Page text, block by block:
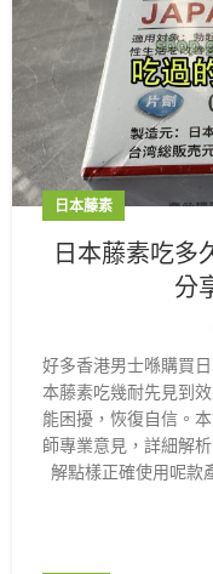
日本藤素
日本藤素吃多
分
好多香港男士喺購買
本藤素吃幾耐先見到
能困擾，恢復自信。
師專業意見，詳細解
解點樣正確使用呢款